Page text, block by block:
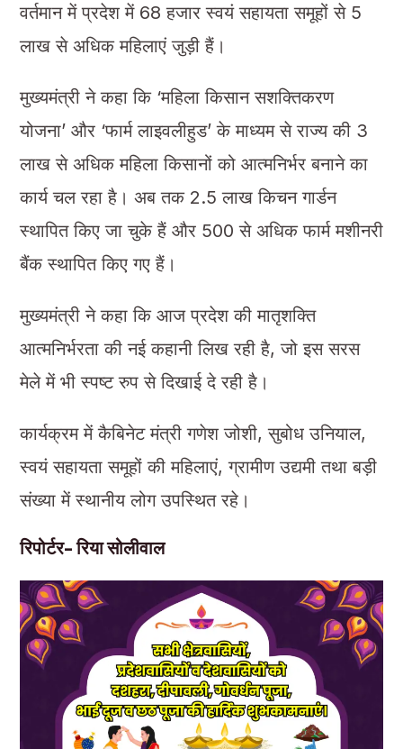
वर्तमान में प्रदेश में 68 हजार स्वयं सहायता समूहों से 5
लाख से अधिक महिलाएं जुड़ी हैं।
मुख्यमंत्री ने कहा कि ‘महिला किसान सशक्तिकरण
योजना’ और ‘फार्म लाइवलीहुड’ के माध्यम से राज्य की 3
लाख से अधिक महिला किसानों को आत्मनिर्भर बनाने का
कार्य चल रहा है। अब तक 2.5 लाख किचन गार्डन
स्थापित किए जा चुके हैं और 500 से अधिक फार्म मशीनरी
बैंक स्थापित किए गए हैं।
मुख्यमंत्री ने कहा कि आज प्रदेश की मातृशक्ति
आत्मनिर्भरता की नई कहानी लिख रही है, जो इस सरस
मेले में भी स्पष्ट रुप से दिखाई दे रही है।
कार्यक्रम में कैबिनेट मंत्री गणेश जोशी, सुबोध उनियाल,
स्वयं सहायता समूहों की महिलाएं, ग्रामीण उद्यमी तथा बड़ी
संख्या में स्थानीय लोग उपस्थित रहे।
रिपोर्टर- रिया सोलीवाल